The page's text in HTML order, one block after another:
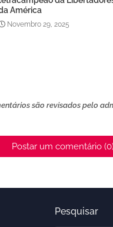
América
Novembro 29, 2025
são revisados ​​pelo
Postar um comentário
Pesquisar